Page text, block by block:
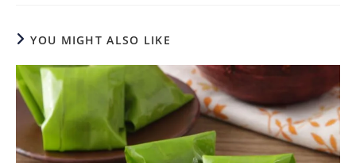
YOU MIGHT ALSO LIKE